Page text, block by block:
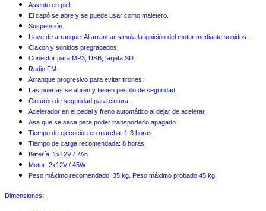
Asiento en piel.
El capó se abre y se puede usar como maletero.
Suspensión.
Llave de arranque. Al arrancar simula la ignición del motor mediante sonidos.
Claxon y sonidos pregrabados.
Conector para MP3, USB, tarjeta SD.
Radio FM.
Arranque progresivo para evitar tirones.
Las puertas se abren y tienen pestillo de seguridad.
Cinturón de seguridad para cintura.
Acelerador en el pedal y freno automático al dejar de acelerar.
Asa que se saca para poder transportarlo apagado.
Tiempo de ejecución en marcha: 1-3 horas.
Tiempo de carga recomendada: 8 horas.
Batería: 1x12V / 7Ah
Motor: 2x12V / 45W
Peso máximo recomendado: 35 kg. Peso máximo probado 45 kg.
Dimensiones: